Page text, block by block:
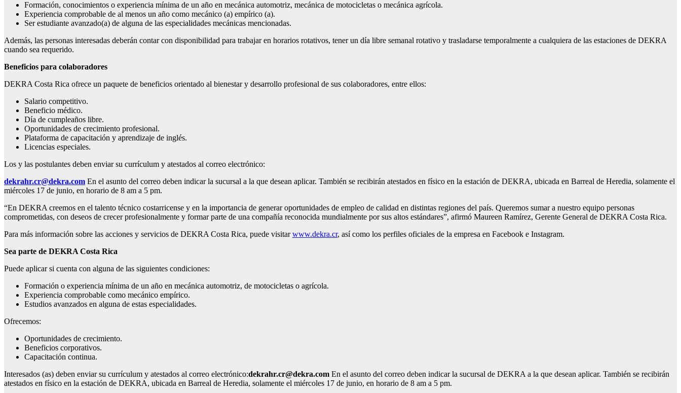
Formación, conocimientos o experiencia mínima de un año en mecánica automotriz, mecánica de motocicletas o mecánica agrícola.
Experiencia comprobable de al menos un año como mecánico (a) empírico (a).
Ser estudiante avanzado(a) de alguna de las especialidades mecánicas mencionadas.
Además, las personas interesadas deberán contar con disponibilidad para trabajar en horarios rotativos, tener un día libre semanal rotativo y trasladarse temporalmente a cualquiera de las estaciones de DEKRA
cuando sea requerido.
Beneficios para colaboradores
DEKRA Costa Rica ofrece un paquete de beneficios orientado al bienestar y desarrollo profesional de sus colaboradores, entre ellos:
Salario competitivo.
Beneficio médico.
Día de cumpleaños libre.
Oportunidades de crecimiento profesional.
Plataforma de capacitación y aprendizaje de inglés.
Licencias especiales.
Los y las postulantes deben enviar su currículum y atestados al correo electrónico:
dekrahr.cr@dekra.com En el asunto del correo deben indicar la sucursal a la que desean aplicar. También se recibirán atestados en físico en la estación de DEKRA, ubicada en Barreal de Heredia, solamente el
miércoles 17 de junio, en horario de 8 am a 5 pm.
“En DEKRA creemos en el talento técnico costarricense y en la importancia de generar oportunidades de empleo de calidad en distintas regiones del país. Queremos sumar a nuestro equipo personas
comprometidas, con deseos de crecer profesionalmente y formar parte de una compañía reconocida mundialmente por sus altos estándares”, afirmó Maureen Ramírez, Gerente General de DEKRA Costa Rica.
Para más información sobre las acciones y servicios de DEKRA Costa Rica, puede visitarwww.dekra.cr, así como los perfiles oficiales de la empresa en Facebook e Instagram.
Sea parte de DEKRA Costa Rica
Puede aplicar si cuenta con alguna de las siguientes condiciones:
Formación o experiencia mínima de un año en mecánica automotriz, de motocicletas o agrícola.
Experiencia comprobable como mecánico empírico.
Estudios avanzados en alguna de estas especialidades.
Ofrecemos:
Oportunidades de crecimiento.
Beneficios corporativos.
Capacitación continua.
Interesados (as) deben enviar su currículum y atestados al correo electrónico:dekrahr.cr@dekra.com En el asunto del correo deben indicar la sucursal de DEKRA a la que desean aplicar. También se recibirán
atestados en físico en la estación de DEKRA, ubicada en Barreal de Heredia, solamente el miércoles 17 de junio, en horario de 8 am a 5 pm.